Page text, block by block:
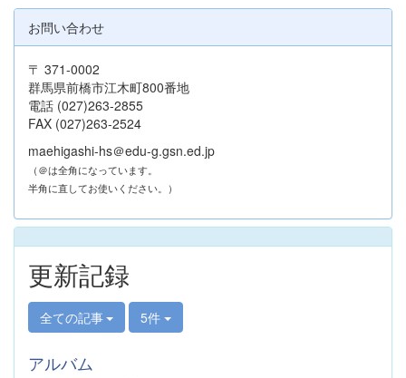
お問い合わせ
〒 371-0002
群馬県前橋市江木町800番地
電話 (027)263-2855
FAX (027)263-2524
maehigashi-hs＠edu-g.gsn.ed.jp
（＠は全角になっています。
半角に直してお使いください。）
更新記録
全ての記事 5件
アルバム